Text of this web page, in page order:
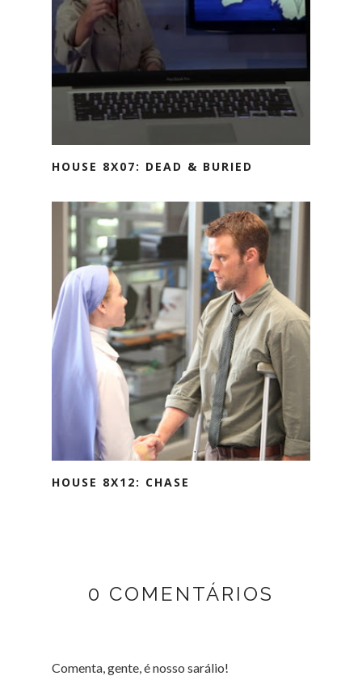
HOUSE 8X07: DEAD & BURIED
HOUSE 8X12: CHASE
0 COMENTÁRIOS
Comenta, gente, é nosso sarálio!